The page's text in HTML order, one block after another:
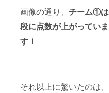
画像の通り、 チーム①
段に点数が上がっていま
す！
それ以上に驚いたのは